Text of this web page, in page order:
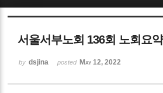
서울서부노회 136회 노회요약
by dsjina posted May 12, 2022
Sketchbook5, 스케치